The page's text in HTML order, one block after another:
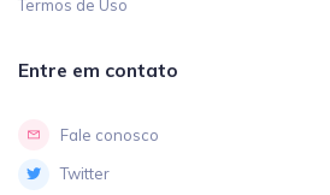
Termos de Uso
Entre em contato
Fale conosco
Twitter